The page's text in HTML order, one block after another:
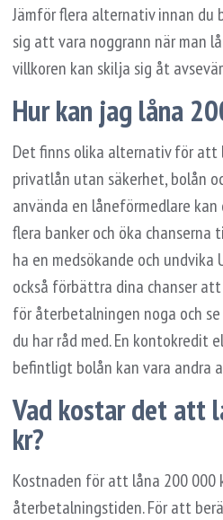
Jämför flera alternativ innan du
sig att vara noggrann när man
villkoren kan skilja sig åt
Hur kan jag låna
Det finns olika alternativ för att
privatlån utan säkerhet, bolån
använda en låneförmedlare
flera banker och öka
ha en medsökande och undvika
också förbättra dina chanser
för återbetalningen noga och
du har råd med. En
befintligt bolån kan vara andra
Vad kostar det att
kr?
Kostnaden för att låna 200 000
återbetalningstiden. För att